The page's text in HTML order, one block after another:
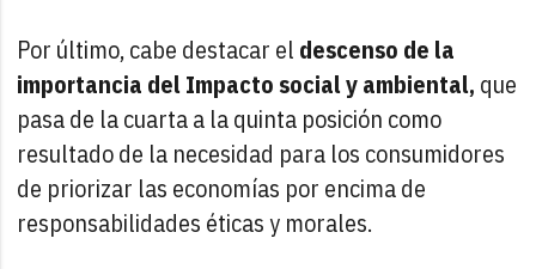
Por último, cabe destacar el descenso de la
importancia del Impacto social y ambiental, que
pasa de la cuarta a la quinta posición como
resultado de la necesidad para los consumidores
de priorizar las economías por encima de
responsabilidades éticas y morales.